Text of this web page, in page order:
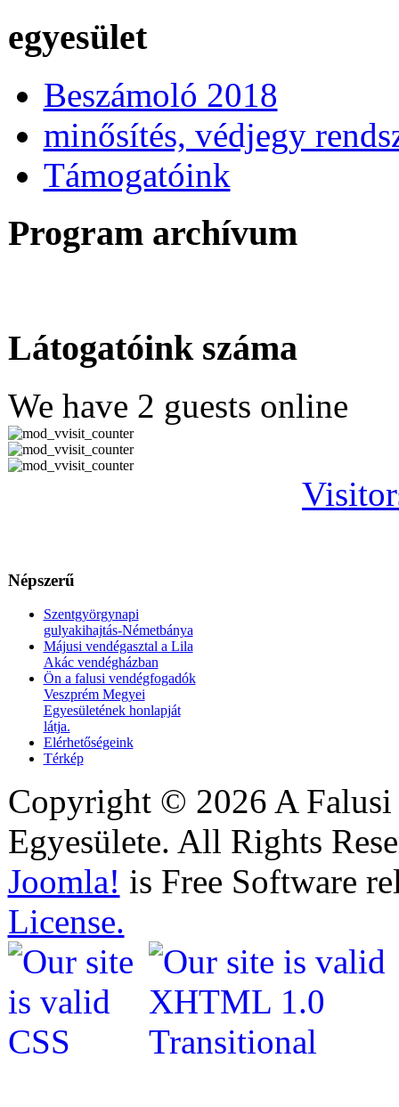
egyesület
Beszámoló 2018
minősítés, védjegy
Támogatóink
Program archívum
Látogatóink száma
We have 2 guests online
Népszerű
Szentgyörgynapi
gulyakihajtás-Németbánya
Májusi vendégasztal a Lila
Akác vendégházban
Ön a falusi vendégfogadók
Veszprém Megyei
Egyesületének honlapját
látja.
Elérhetőségeink
Térkép
Copyright © 2026 A Falusi
Egyesülete. All Rights
Joomla! is Free Software
License.